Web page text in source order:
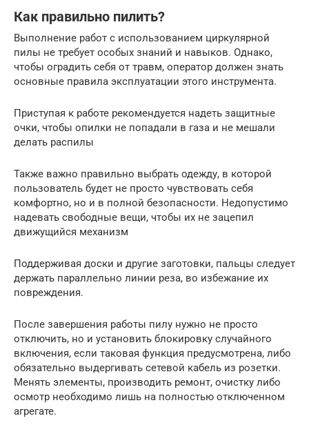
Как правильно пилить?
Выполнение работ с использованием циркулярной
пилы не требует особых знаний и навыков. Однако,
чтобы оградить себя от травм, оператор должен знать
основные правила эксплуатации этого инструмента.
Приступая к работе рекомендуется надеть защитные
очки, чтобы опилки не попадали в газа и не мешали
делать распилы
Также важно правильно выбрать одежду, в которой
пользователь будет не просто чувствовать себя
комфортно, но и в полной безопасности. Недопустимо
надевать свободные вещи, чтобы их не зацепил
движущийся механизм
Поддерживая доски и другие заготовки, пальцы следует
держать параллельно линии реза, во избежание их
повреждения.
После завершения работы пилу нужно не просто
отключить, но и установить блокировку случайного
включения, если таковая функция предусмотрена, либо
обязательно выдергивать сетевой кабель из розетки.
Менять элементы, производить ремонт, очистку либо
осмотр необходимо лишь на полностью отключенном
агрегате.